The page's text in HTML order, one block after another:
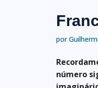
por
número